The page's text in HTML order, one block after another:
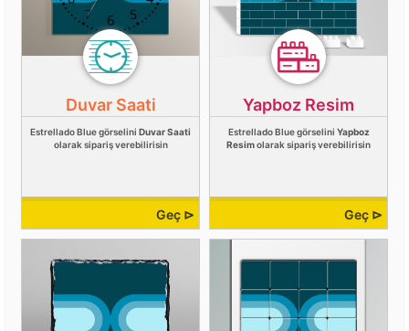
Duvar Saati
Estrellado Blue görselini Duvar Saati
olarak sipariş verebilirisin
Geç ⊳
Yapboz Resim
Estrellado Blue görselini Yapboz
Resimolarak sipariş verebilirisin
Geç ⊳